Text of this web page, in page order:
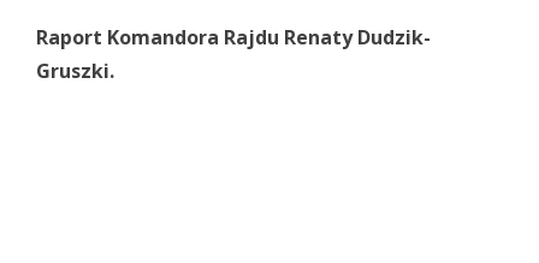
Raport Komandora Rajdu Renaty Dudzik-
Gruszki.